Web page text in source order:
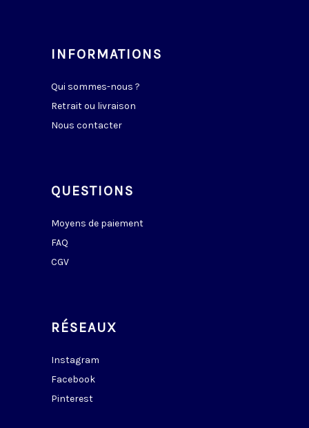
INFORMATIONS
Qui sommes-nous ?
Retrait ou livraison
Nous contacter
QUESTIONS
Moyens de paiement
FAQ
CGV
RÉSEAUX
Instagram
Facebook
Pinterest